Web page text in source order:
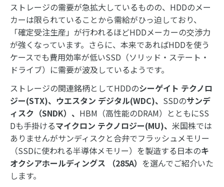
ストレージの需要が急拡大しているものの、HDDのメー
カーは限られていることから需給がひっ迫しており、
「確定受注生産」が行われるほどHDDメーカーの交渉力
が強くなっています。さらに、本来であればHDDを使う
ケースでも費用効率が低いSSD（ソリッド・ステート・
ドライブ）に需要が波及しているようです。
ストレージの関連銘柄としてHDDのシーゲイト テクノロ
ジー(STX)、ウエスタン デジタル(WDC)、 SSDのサンデ
ィスク（SNDK）、 HBM（高性能のDRAM）とともにSS
Dも手掛けるマイクロン テクノロジー(MU)、 米国株では
ありませんがサンディスクと合弁でフラッシュメモリー
（SSDに使われる半導体メモリー）を製造する日本のキ
オクシアホールディングス （285A） を選んでご紹介いた
します。